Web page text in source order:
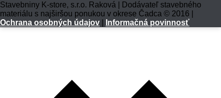
Stavebniny K-store, s.r.o. Raková | Dodávateľ stavebného
materiálu s najširšou ponukou v okrese Čadca © 2016 |
Ochrana osobných údajov
Informačná povinnosť